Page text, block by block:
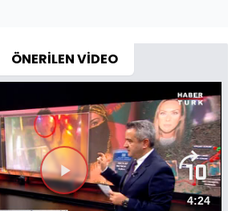
ÖNERİLEN VİDEO
Toplam
4:24